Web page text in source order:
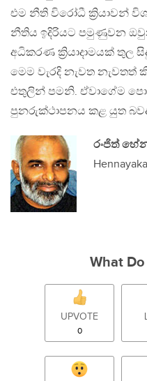
එම නීති විරෝධී ක්‍රියාවන්
නීතිය ඉදිරියට පමුණුවන
අධිකරණ ක්‍රියාදාමයක් තුල
මෙම වැරදි නැවත
එතුලින් පමනි. ඒවාගේම
පුනරුක්ථාපනය කළ යුත
රංජිත්
What
UPVOTE
0